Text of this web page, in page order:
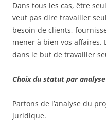
Dans tous les cas, être
veut pas dire travailler
besoin de clients,
mener à bien vos affaires.
dans le but de travailler
Choix du statut par
Partons de l’analyse du
juridique.